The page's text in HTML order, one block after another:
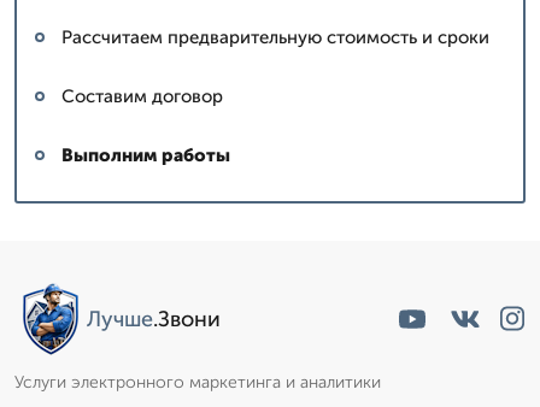
Рассчитаем предварительную стоимость и сроки
Составим договор
Выполним работы
Лучше.Звони
Услуги электронного маркетинга и аналитики